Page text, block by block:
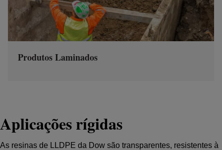
Produtos Laminados
Aplicações rígidas
As resinas de LLDPE da Dow são transparentes, resistentes à